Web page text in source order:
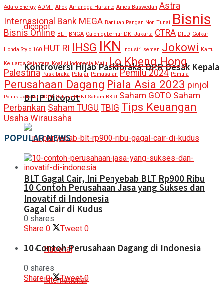
Kontroversi Hijab Paskibraka: DPR Desak Kepala
BPIP Dicopot
BLT Gagal Cair, Ini Penyebab BLT Rp900 Ribu
Gagal Cair di Kudus
National
International
Adaro Energy ADMF Ahok Airlangga Hartanto Anies Baswedan Astra
Internasional Bank MEGA Bantuan Pangan Non Tunai Bisnis
Bisnis Online BLT BNGA Calon gubernur DKI Jakarta CTRA DILD Golkar
Honda Stylo 160 HUT RI IHSG IKN Industri semen Jokowi Kartu
Keluarga Sejahtera Koalisi Indonesia Maju Lo Kheng Hong
Palestina Paskibraka Pelajar Pemasaran Pemilu 2024 Pemula
Perusahaan Dagang Piala Asia 2023 pinjol
Politik Jakarta RDPT Saham BBNI Saham BBRI Saham GOTO Saham
Perbankan Saham TUGU TBIG Tips Keuangan
Usaha Wirausaha
POPULAR NEWS
10 Contoh Perusahaan Jasa yang Sukses dan
Inovatif di Indonesia
0 shares
Share 0 Tweet 0
10 Contoh Perusahaan Dagang di Indonesia
0 shares
Share 0 Tweet 0